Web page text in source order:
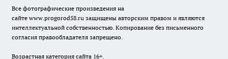
Все фотографические произведения на
сайте www.progorod58.ru защищены авторским правом и являются
интеллектуальной собственностью. Копирование без письменного
согласия правообладателя запрещено.
Возрастная категория сайта 16+.